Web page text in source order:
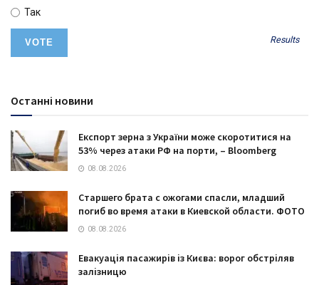
Так
Results
Останні новини
Експорт зерна з України може скоротитися на
53% через атаки РФ на порти, – Bloomberg
08.08.2026
Старшего брата с ожогами спасли, младший
погиб во время атаки в Киевской области. ФОТО
08.08.2026
Евакуація пасажирів із Києва: ворог обстріляв
залізницю